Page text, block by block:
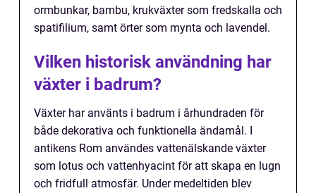
ormbunkar, bambu, krukväxter som fredskalla och
spatifilium, samt örter som mynta och lavendel.
Vilken historisk användning har
växter i badrum?
Växter har använts i badrum i århundraden för
både dekorativa och funktionella ändamål. I
antikens Rom användes vattenälskande växter
som lotus och vattenhyacint för att skapa en lugn
och fridfull atmosfär. Under medeltiden blev